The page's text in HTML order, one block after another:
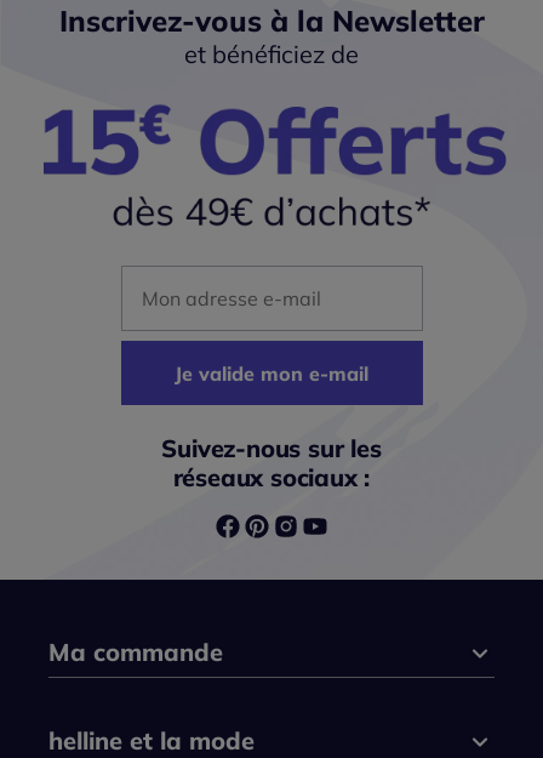
Inscrivez-vous à la Newsletter
et bénéficiez de
Je valide mon e-mail
Suivez-nous sur les
réseaux sociaux :
Ma commande
helline et la mode